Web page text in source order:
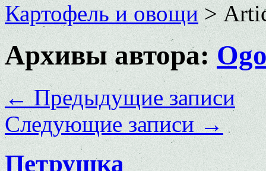
Картофель и овощи>
Архивы автора:
←Предыдущие записи
Следующие записи→
Петрушка